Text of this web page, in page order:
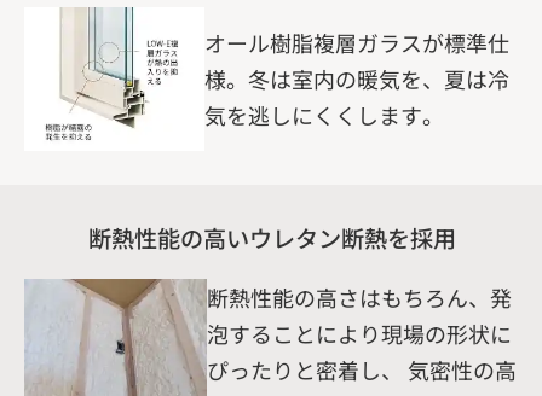
オール樹脂複層ガラスが標準仕
様。冬は室内の暖気を、夏は冷
気を逃しにくくします。
断熱性能の高いウレタン断熱を採用
断熱性能の高さはもちろん、発
泡することにより現場の形状に
ぴったりと密着し、 気密性の高